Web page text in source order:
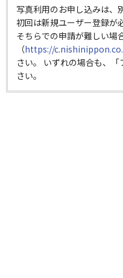
写真利用のお申し込みは、
初回は新規ユーザー登録が
そちらでの申請が難しい場
（https://
さい。 いずれの場合も、
さい。